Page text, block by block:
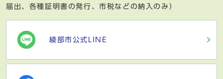
届出、各種証明書の発行、市税などの納入のみ）
綾部市公式LINE